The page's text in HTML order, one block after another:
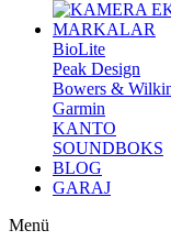
MARKALAR
BioLite
Peak Design
Bowers &
Garmin
KANTO
SOUNDBOKS
BLOG
GARAJ
Menü